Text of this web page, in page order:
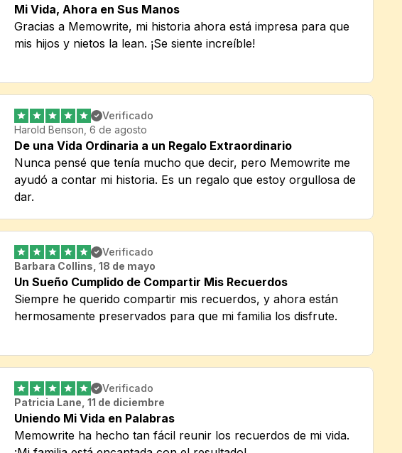
Mi Vida, Ahora en Sus Manos
Gracias a Memowrite, mi historia ahora está impresa para que
mis hijos y nietos la lean. ¡Se siente increíble!
Verificado
Harold Benson, 6 de agosto
De una Vida Ordinaria a un Regalo Extraordinario
Nunca pensé que tenía mucho que decir, pero Memowrite me
ayudó a contar mi historia. Es un regalo que estoy orgullosa de
dar.
Verificado
Barbara Collins, 18 de mayo
Un Sueño Cumplido de Compartir Mis Recuerdos
Siempre he querido compartir mis recuerdos, y ahora están
hermosamente preservados para que mi familia los disfrute.
Verificado
Patricia Lane, 11 de diciembre
Uniendo Mi Vida en Palabras
Memowrite ha hecho tan fácil reunir los recuerdos de mi vida.